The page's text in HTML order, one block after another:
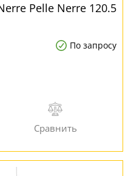
Pelle Nerre 120.5
По запросу